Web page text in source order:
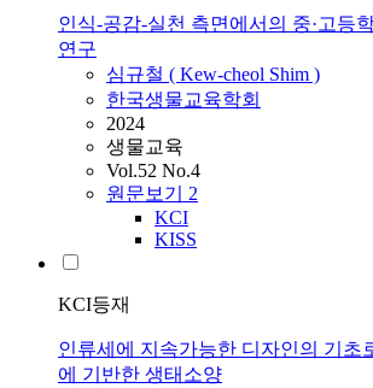
인식-공감-실천 측면에서의 중·고등
연구
심규철 ( Kew-cheol Shim )
한국생물교육학회
2024
생물교육
Vol.52 No.4
원문보기 2
KCI
KISS
KCI등재
인류세에 지속가능한 디자인의 기초
에 기반한 생태소양